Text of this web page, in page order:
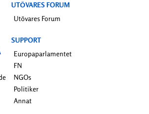
UTÖVARES FORUM
Utövares Forum
SUPPORT
Europaparlamentet
FN
NGOs
Politiker
Annat